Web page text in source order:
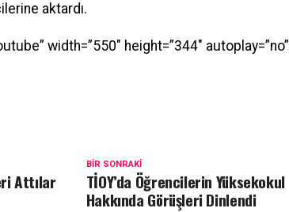
aktardı.
width=”550″ height=”344″ autoplay=”no”]
BIR SONRAKI
TİOY’da Öğrencilerin Yüksekokul
Hakkında Görüşleri Dinlendi
Attılar